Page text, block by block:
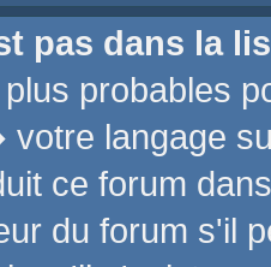
pas dans la
probables
langage
ce forum
du forum s'il